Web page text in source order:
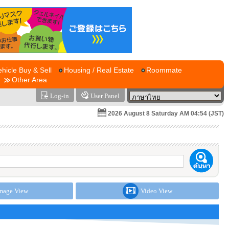
Buy & Sell Housing / Real Estate
Roommate
Other Area
Log-in User Panel
2026 August 8 Saturday AM 04:54 (JST)
View Video View